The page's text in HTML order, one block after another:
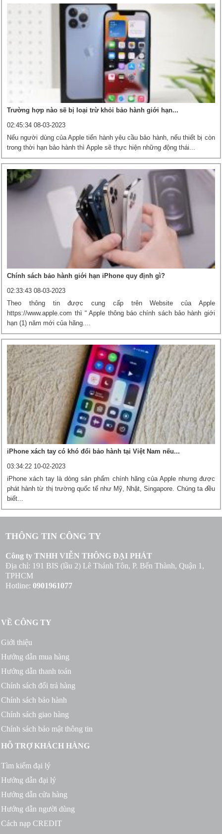
Trường hợp nào sẽ bị loại trừ khỏi bảo hành giới hạn...
02:45:34 08-03-2023
Nếu người dùng của Apple tiến hành yêu cầu bảo hành, nếu thiết bị còn
trong thời hạn bảo hành thì Apple sẽ thực hiện những động thái...
Chính sách bảo hành giới hạn iPhone quy định gì?
02:33:43 08-03-2023
Theo thông tin được cung cấp trên Website của Apple
https://www.apple.com thì “ Apple thông báo chính sách bảo hành giới
hạn (1) năm mới của hãng....
iPhone xách tay có khó đổi bảo hành tại Việt Nam nếu...
03:34:22 10-02-2023
iPhone xách tay là dòng sản phẩm chính hãng của Apple nhưng được
phát hành từ thị trường quốc tế như Mỹ, Nhật, Singapore. Chúng ta đều
biết...
THÔNG TIN CÔNG TY
Công ty TNHH VIỄN THÔNG ĐẠI PHÁT
Địa chỉ: 191 BIS (lầu 2) Lê Thánh Tôn, P. Bến Thành, Quận 1,
TPHCM
Hotline:0901961077
VỀ CÔNG TY
Giới thiệu
Hướng dẫn mua hàng
Hướng dẫn thanh toán
Chính sách đổi trả hàng
Chính sách bảo hành
Chính sách giao hàng
Chính sách bảo mật thông tin
HỖ TRỢ KHÁCH HÀNG
Tìm kiếm đại lý
Hướng dẫn đại lý
Hướng dẫn cửa hàng
Hướng dẫn người dùng
Cách nạp CREDIT